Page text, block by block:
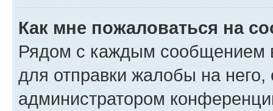
Как мне пожаловаться на
Рядом с каждым сообщением
для отправки жалобы на
администратором